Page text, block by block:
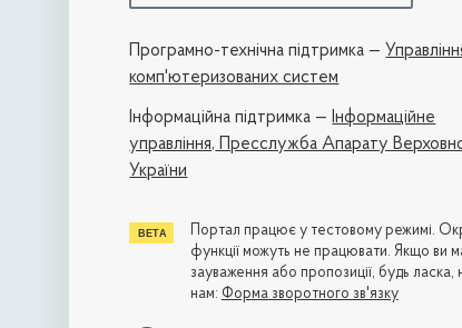
Програмно-технічна підтримка —
комп'ютеризованих систем
Iнформаційна підтримка —Інформаційне
управління, Пресслужба Апарату
України
Портал працює у тестовому режимі.
функції можуть не працювати. Якщо ви
зауваження або пропозиції, будь ласка,
нам: Форма зворотного зв'язку